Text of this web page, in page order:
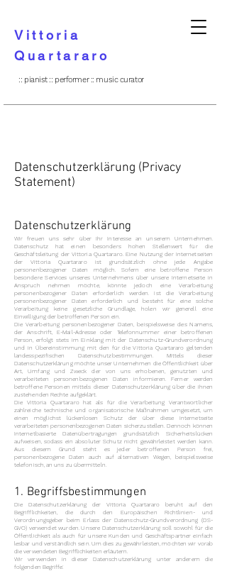
Vittoria
Quartararo
:: pianist :: performer :: music curator
Datenschutzerklärung (Privacy
Statement)
Datenschutzerklärung
Wir freuen uns sehr über Ihr Interesse an unserem Unternehmen.
Datenschutz hat einen besonders hohen Stellenwert für die
Geschäftsleitung der Vittoria Quartararo. Eine Nutzung der Internetseiten
der Vittoria Quartararo ist grundsätzlich ohne jede Angabe
personenbezogener Daten möglich. Sofern eine betroffene Person
besondere Services unseres Unternehmens über unsere Internetseite in
Anspruch nehmen möchte, könnte jedoch eine Verarbeitung
personenbezogener Daten erforderlich werden. Ist die Verarbeitung
personenbezogener Daten erforderlich und besteht für eine solche
Verarbeitung keine gesetzliche Grundlage, holen wir generell eine
Einwilligung der betroffenen Person ein.
Die Verarbeitung personenbezogener Daten, beispielsweise des Namens,
der Anschrift, E-Mail-Adresse oder Telefonnummer einer betroffenen
Person, erfolgt stets im Einklang mit der Datenschutz-Grundverordnung
und in Übereinstimmung mit den für die Vittoria Quartararo geltenden
landesspezifischen Datenschutzbestimmungen. Mittels dieser
Datenschutzerklärung möchte unser Unternehmen die Öffentlichkeit über
Art, Umfang und Zweck der von uns erhobenen, genutzten und
verarbeiteten personenbezogenen Daten informieren. Ferner werden
betroffene Personen mittels dieser Datenschutzerklärung über die ihnen
zustehenden Rechte aufgeklärt.
Die Vittoria Quartararo hat als für die Verarbeitung Verantwortlicher
zahlreiche technische und organisatorische Maßnahmen umgesetzt, um
einen möglichst lückenlosen Schutz der über diese Internetseite
verarbeiteten personenbezogenen Daten sicherzustellen. Dennoch können
Internetbasierte Datenübertragungen grundsätzlich Sicherheitslücken
aufweisen, sodass ein absoluter Schutz nicht gewährleistet werden kann.
Aus diesem Grund steht es jeder betroffenen Person frei,
personenbezogene Daten auch auf alternativen Wegen, beispielsweise
telefonisch, an uns zu übermitteln.
1. Begriffsbestimmungen
Die Datenschutzerklärung der Vittoria Quartararo beruht auf den
Begrifflichkeiten, die durch den Europäischen Richtlinien- und
Verordnungsgeber beim Erlass der Datenschutz-Grundverordnung (DS-
GVO) verwendet wurden. Unsere Datenschutzerklärung soll sowohl für die
Öffentlichkeit als auch für unsere Kunden und Geschäftspartner einfach
lesbar und verständlich sein. Um dies zu gewährleisten, möchten wir vorab
die verwendeten Begrifflichkeiten erläutern.
Wir verwenden in dieser Datenschutzerklärung unter anderem die
folgenden Begriffe: